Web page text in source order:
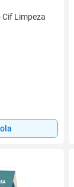
Limpeza